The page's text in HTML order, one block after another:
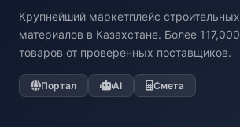
Крупнейший маркетплейс строительных
материалов в Казахстане. Более 117,000
товаров от проверенных поставщиков.
Портал AI Смета